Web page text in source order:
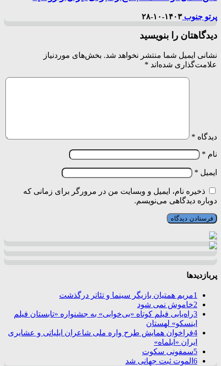
پرتو جنوب ۱۴۰۳-۱۰-۲۸
دیدگاهتان را بنویسید
نشانی ایمیل شما منتشر نخواهد شد. بخش‌های موردنیاز
علامت‌گذاری شده‌اند *
دیدگاه *
نام *
ایمیل *
ذخیره نام، ایمیل و وبسایت من در مرورگر برای زمانی که
دوباره دیدگاهی می‌نویسم.
پربازدیدها
1مریم همتیان بازیگر سینما و تئاتر درگذشت
2خاموش نمی شود
3راه‌یابی فیلم کوتاه «بی‌خوابی» به جشنواره «تابستان فیلم
اینسکو» لهستان
4فراخوان همایش طرح واره ملی شاعران ایلیاتی و عشایری
ایران «ایلماه»
5سمفونی سکوت
6 الموت ثبت جهانی شد